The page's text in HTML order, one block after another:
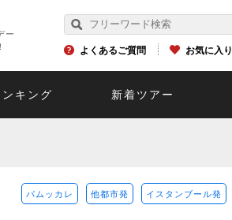
ー
よくあるご質問 お気に入り
ンキング 新着ツアー
パムッカレ 他都市発 イスタンブール発